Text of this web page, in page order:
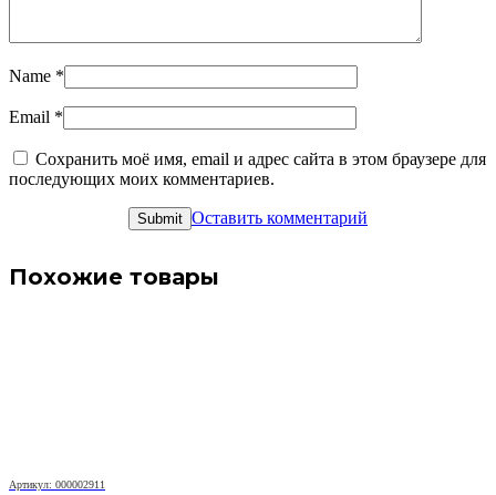
Name *
Email *
Сохранить моё имя, email и адрес сайта в этом браузере для
последующих моих комментариев.
Оставить комментарий
Похожие товары
Артикул: 000002911